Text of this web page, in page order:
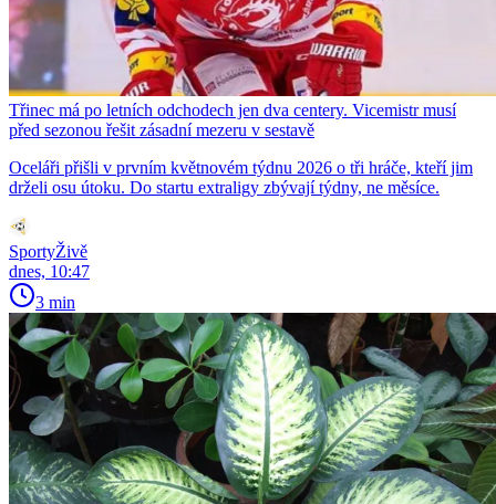
Třinec má po letních odchodech jen dva centery. Vicemistr musí
před sezonou řešit zásadní mezeru v sestavě
Oceláři přišli v prvním květnovém týdnu 2026 o tři hráče, kteří jim
drželi osu útoku. Do startu extraligy zbývají týdny, ne měsíce.
SportyŽivě
dnes, 10:47
3 min